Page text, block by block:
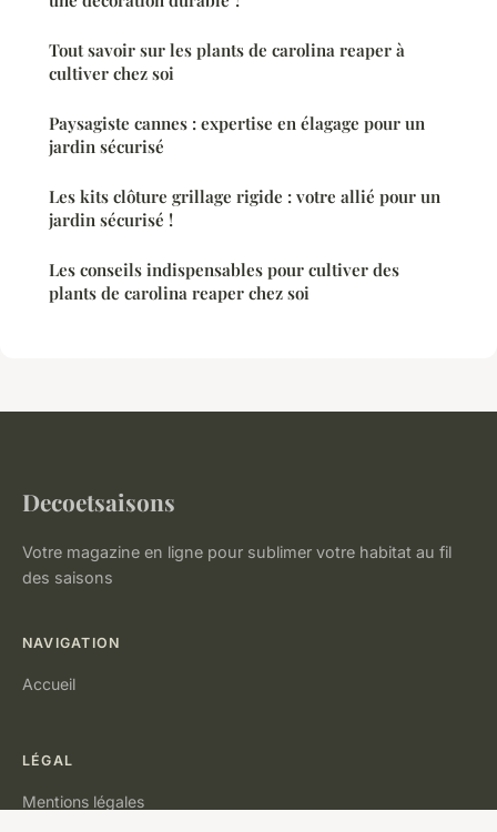
Tout savoir sur les plants de carolina reaper à
cultiver chez soi
Paysagiste cannes : expertise en élagage pour un
jardin sécurisé
Les kits clôture grillage rigide : votre allié pour un
jardin sécurisé !
Les conseils indispensables pour cultiver des
plants de carolina reaper chez soi
Decoetsaisons
Votre magazine en ligne pour sublimer votre habitat au fil
des saisons
NAVIGATION
Accueil
LÉGAL
Mentions légales